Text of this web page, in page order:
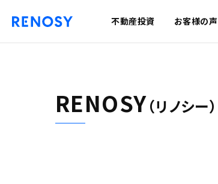
不動産投資 お客様の声
RENOSY（リノシー）